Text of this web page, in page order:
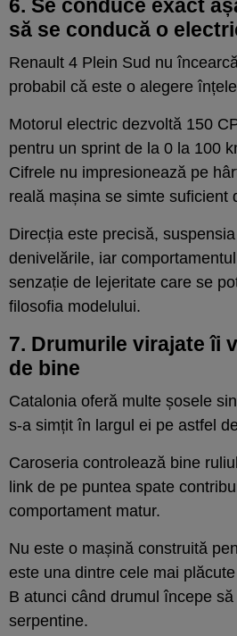
6. Se conduce exact
să se conducă o
Renault 4 Plein Sud nu
probabil că este o alegere
Motorul electric dezvoltă 150
pentru un sprint de la 0 la 100
Cifrele nu impresionează pe
reală mașina se simte suficient
Direcția este precisă,
denivelările, iar
senzație de lejeritate care se
filosofia modelului.
7. Drumurile virajate îi
de bine
Catalonia oferă multe șosele
s-a simțit în largul ei pe astfel
Caroseria controlează bine
link de pe puntea spate
comportament matur.
Nu este o mașină construită
este una dintre cele mai
B atunci când drumul începe
serpentine.